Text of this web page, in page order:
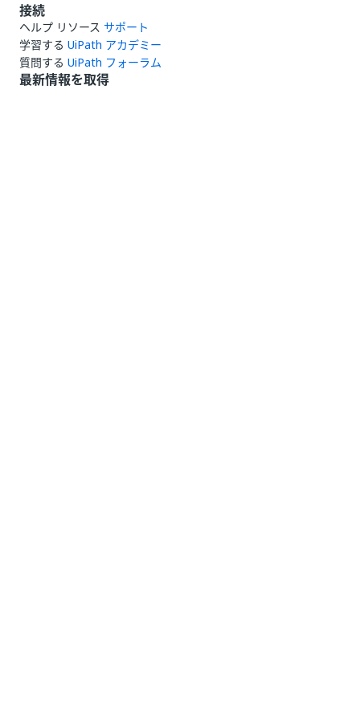
接続
ヘルプ リソース サポート
学習する UiPath アカデミー
質問する UiPath フォーラム
最新情報を取得